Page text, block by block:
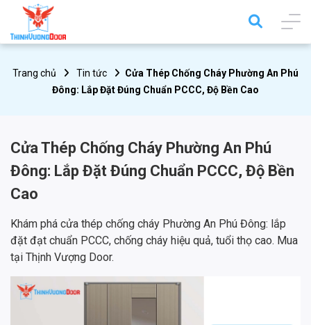
Trang chủ Tin tức
Cửa Thép Chống Cháy Phường An Phú
Đông: Lắp Đặt Đúng Chuẩn PCCC, Độ Bền Cao
Cửa Thép Chống Cháy Phường An Phú
Đông: Lắp Đặt Đúng Chuẩn PCCC, Độ Bền
Cao
Khám phá cửa thép chống cháy Phường An Phú Đông: lắp
đặt đạt chuẩn PCCC, chống cháy hiệu quả, tuổi thọ cao. Mua
tại Thịnh Vượng Door.